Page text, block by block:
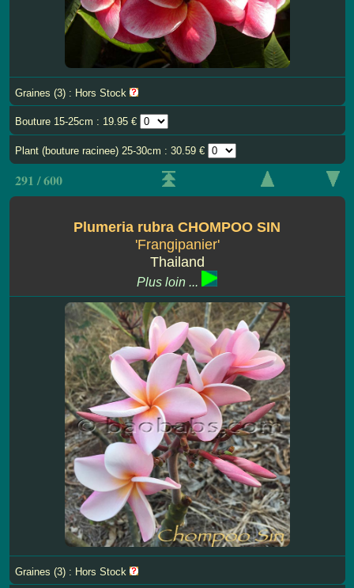
Graines (3) : Hors Stock
Bouture 15-25cm : 19.95 €
Plant (bouture racinee) 25-30cm : 30.59 €
291 / 600
Plumeria rubra CHOMPOO SIN
'Frangipanier'
Thailand
Plus loin ...
Graines (3) : Hors Stock